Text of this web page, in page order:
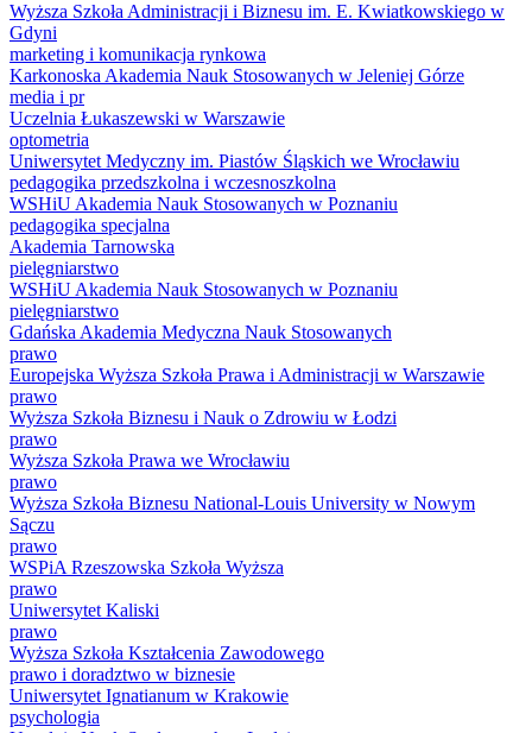
Wyższa Szkoła Administracji i Biznesu im. E. Kwiatkowskiego w
Gdyni
marketing i komunikacja rynkowa
Karkonoska Akademia Nauk Stosowanych w Jeleniej Górze
media i pr
Uczelnia Łukaszewski w Warszawie
optometria
Uniwersytet Medyczny im. Piastów Śląskich we Wrocławiu
pedagogika przedszkolna i wczesnoszkolna
WSHiU Akademia Nauk Stosowanych w Poznaniu
pedagogika specjalna
Akademia Tarnowska
pielęgniarstwo
WSHiU Akademia Nauk Stosowanych w Poznaniu
pielęgniarstwo
Gdańska Akademia Medyczna Nauk Stosowanych
prawo
Europejska Wyższa Szkoła Prawa i Administracji w Warszawie
prawo
Wyższa Szkoła Biznesu i Nauk o Zdrowiu w Łodzi
prawo
Wyższa Szkoła Prawa we Wrocławiu
prawo
Wyższa Szkoła Biznesu National-Louis University w Nowym
Sączu
prawo
WSPiA Rzeszowska Szkoła Wyższa
prawo
Uniwersytet Kaliski
prawo
Wyższa Szkoła Kształcenia Zawodowego
prawo i doradztwo w biznesie
Uniwersytet Ignatianum w Krakowie
psychologia